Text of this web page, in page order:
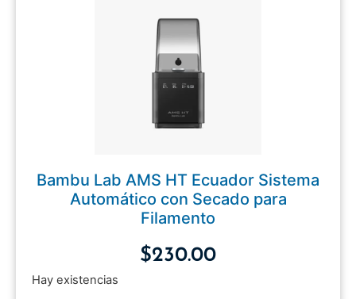
Bambu Lab AMS HT Ecuador Sistema
Automático con Secado para
Filamento
$230.00
Hay existencias